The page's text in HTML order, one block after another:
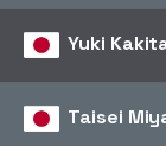
Yuki
Taisei